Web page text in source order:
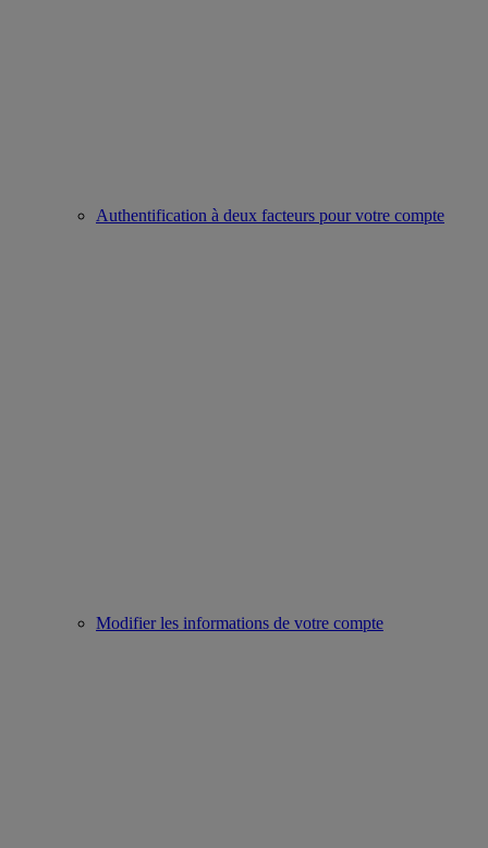
Authentification à deux facteurs pour votre compte
Modifier les informations de votre compte